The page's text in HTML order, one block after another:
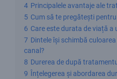
4 Principalele avantaje ale
5 Cum să te pregătești
6 Care este durata de viață
7 Dintele își schimbă
canal?
8 Durerea de după
9 Înțelegerea și abordarea